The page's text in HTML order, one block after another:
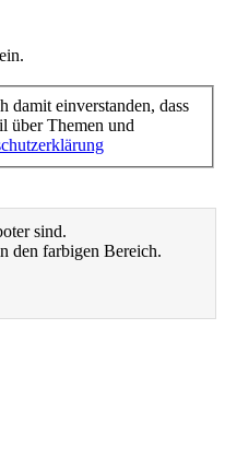
damit einverstanden, dass
über Themen und
sind.
den farbigen Bereich.